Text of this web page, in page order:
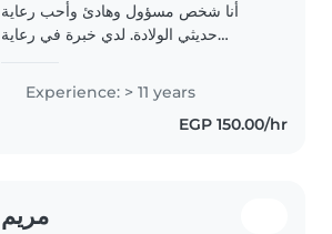
أنا شخص مسؤول وهادئ وأحب رعاية
حديثي الولادة. لدي خبرة في رعاية
الحفاضات، تحضير الرضعات، تحميم
الطفل، والاهتمام بنظافته وراحته. أتعامل
Experience: > 11 years
EGP 150.00/hr
مريم